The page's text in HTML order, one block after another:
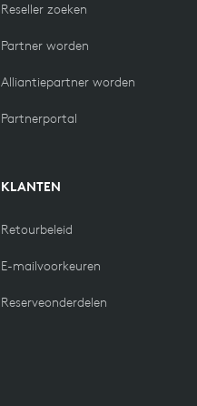
Reseller zoeken
Partner worden
Alliantiepartner worden
Partnerportal
KLANTEN
Retourbeleid
E-mailvoorkeuren
Reserveonderdelen